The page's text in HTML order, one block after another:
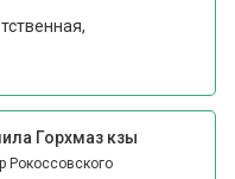
Горхмаз кзы
Рокоссовского